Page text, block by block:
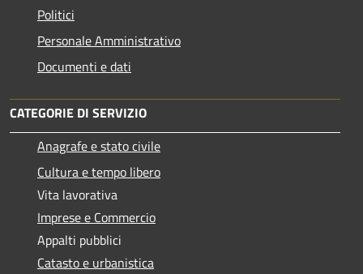
Politici
Personale Amministrativo
Documenti e dati
CATEGORIE DI SERVIZIO
Anagrafe e stato civile
Cultura e tempo libero
Vita lavorativa
Imprese e Commercio
Appalti pubblici
Catasto e urbanistica